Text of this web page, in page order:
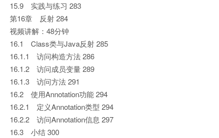
15.9 实践与练习 283
第16章 反射 284
视频讲解：48分钟
16.1 Class类与Java反射 285
16.1.1 访问构造方法 286
16.1.2 访问成员变量 289
16.1.3 访问方法 291
16.2 使用Annotation功能 294
16.2.1 定义Annotation类型 294
16.2.2 访问Annotation信息 297
16.3 小结 300